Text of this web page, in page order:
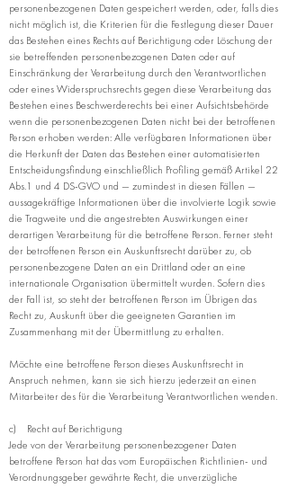
personenbezogenen Daten gespeichert werden, oder, falls dies
nicht möglich ist, die Kriterien für die Festlegung dieser Dauer
das Bestehen eines Rechts auf Berichtigung oder Löschung der
sie betreffenden personenbezogenen Daten oder auf
Einschränkung der Verarbeitung durch den Verantwortlichen
oder eines Widerspruchsrechts gegen diese Verarbeitung das
Bestehen eines Beschwerderechts bei einer Aufsichtsbehörde
wenn die personenbezogenen Daten nicht bei der betroffenen
Person erhoben werden: Alle verfügbaren Informationen über
die Herkunft der Daten das Bestehen einer automatisierten
Entscheidungsfindung einschließlich Profiling gemäß Artikel 22
Abs.1 und 4 DS-GVO und — zumindest in diesen Fällen —
aussagekräftige Informationen über die involvierte Logik sowie
die Tragweite und die angestrebten Auswirkungen einer
derartigen Verarbeitung für die betroffene Person. Ferner steht
der betroffenen Person ein Auskunftsrecht darüber zu, ob
personenbezogene Daten an ein Drittland oder an eine
internationale Organisation übermittelt wurden. Sofern dies
der Fall ist, so steht der betroffenen Person im Übrigen das
Recht zu, Auskunft über die geeigneten Garantien im
Zusammenhang mit der Übermittlung zu erhalten.
Möchte eine betroffene Person dieses Auskunftsrecht in
Anspruch nehmen, kann sie sich hierzu jederzeit an einen
Mitarbeiter des für die Verarbeitung Verantwortlichen wenden.
c) Recht auf Berichtigung
Jede von der Verarbeitung personenbezogener Daten
betroffene Person hat das vom Europäischen Richtlinien- und
Verordnungsgeber gewährte Recht, die unverzügliche